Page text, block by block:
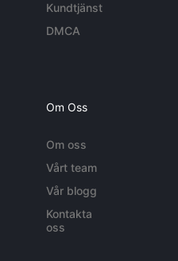
Kundtjänst
DMCA
Om Oss
Om oss
Vårt team
Vår blogg
Kontakta
oss